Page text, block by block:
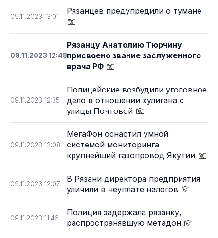
09.11.2023 13:01
Рязанцев предупредили о тумане
09.11.2023 12:48
Рязанцу Анатолию Тюрчину
присвоено звание заслуженного
врача РФ
09.11.2023 12:35
Полицейские возбудили уголовное
дело в отношении хулигана с
улицы Почтовой
09.11.2023 12:08
МегаФон оснастил умной
системой мониторинга
крупнейший газопровод Якутии
09.11.2023 12:07
В Рязани директора предприятия
уличили в неуплате налогов
09.11.2023 11:46
Полиция задержала рязанку,
распространявшую метадон